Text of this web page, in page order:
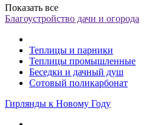
Показать все
Благоустройство дачи и огорода
Теплицы и парники
Теплицы промышленные
Беседки и дачный душ
Сотовый поликарбонат
Гирлянды к Новому Году